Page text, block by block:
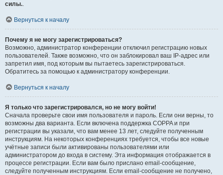
силы..
Вернуться к началу
Почему я не могу зарегистрироваться?
Возможно, администратор конференции отключил регистрацию новых
пользователей. Также возможно, что он заблокировал ваш IP-адрес или
запретил имя, под которым вы пытаетесь зарегистрироваться.
Обратитесь за помощью к администратору конференции.
Вернуться к началу
Я только что зарегистрировался, но не могу войти!
Сначала проверьте свои имя пользователя и пароль. Если они верны, то
возможны два варианта. Если включена поддержка COPPA и при
регистрации вы указали, что вам менее 13 лет, следуйте полученным
инструкциям. На некоторых конференциях требуется, чтобы все новые
учётные записи были активированы пользователями или
администратором до входа в систему. Эта информация отображается в
процессе регистрации. Если вам было прислано email-сообщение,
следуйте полученным инструкциям. Если email-сообщение не получено,